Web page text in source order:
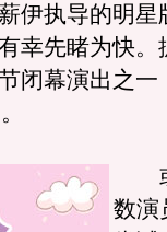
伊执导的明星
幸先睹为快
闭幕演出之
或
数演